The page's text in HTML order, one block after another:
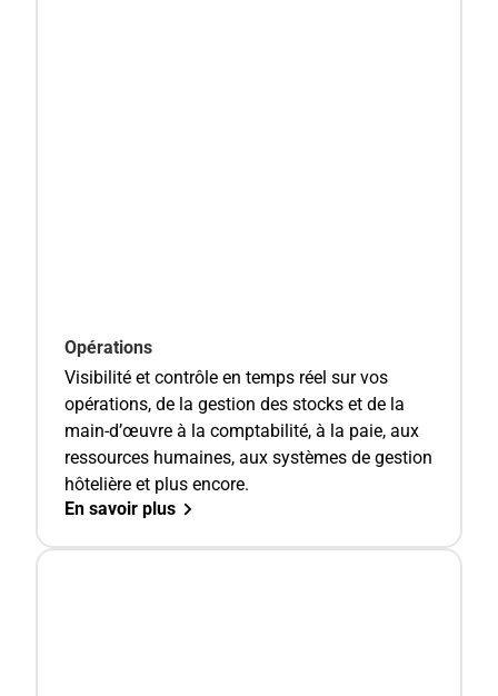
Opérations
Visibilité et contrôle en temps réel sur vos
opérations, de la gestion des stocks et de la
main-d’œuvre à la comptabilité, à la paie, aux
ressources humaines, aux systèmes de gestion
hôtelière et plus encore.
En savoir plus